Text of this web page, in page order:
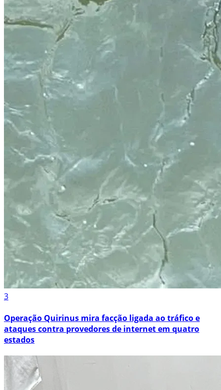
3
Operação Quirinus mira facção ligada ao tráfico e
ataques contra provedores de internet em quatro
estados